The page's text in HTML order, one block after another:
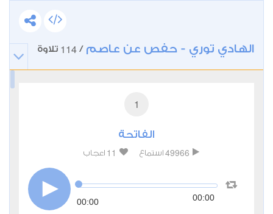
الهادي توري - حفص عن عاصم /
114 تلاوة
1
الفاتحة
49966 استماع 11 اعجاب
00:00 00:00